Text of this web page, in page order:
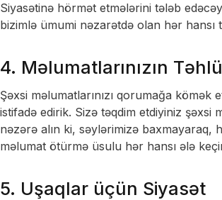
Siyasətinə hörmət etmələrini tələb
bizimlə ümumi nəzarətdə olan hər
4. Məlumatlarınızın
Şəxsi məlumatlarınızı qorumağa
istifadə edirik. Sizə təqdim etdiyiniz şəxsi
nəzərə alın ki, səylərimizə
məlumat ötürmə üsulu hər hansı ələ
5. Uşaqlar üçün Siyasət